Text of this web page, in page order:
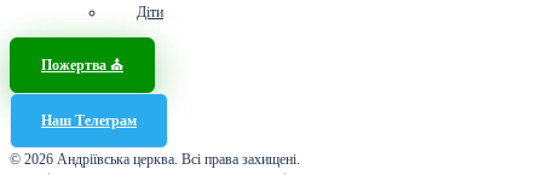
Діти
Пожертва ⛪️
Наш Телеграм
© 2026 Андріївська церква. Всі права захищені.